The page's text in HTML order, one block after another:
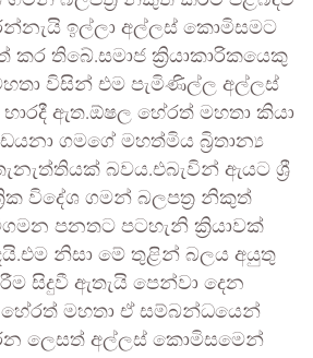
ඉල්ලා අල්ලස් කොමිසමට
කර තිබේ.සමාජ ක්‍රියාකාරිකයෙකු
විසින් එම පැමිණිල්ල අල්ලස්
ඇත.ඕෂල හේරත් මහතා කියා
ගමගේ මහත්මිය බ්‍රිතාන්‍ය
බවය.එබැවින් ඇයට ශ්‍රී
විදේශ ගමන් බලපත්‍ර නිකුත්
පනතට පටහැනි ක්‍රියාවක්
නිසා මේ තුළින් බලය අයුතු
සිදුවී ඇතැයි පෙන්වා දෙන
මහතා ඒ සම්බන්ධයෙන්
ලෙසත් අල්ලස් කොමිසමෙන්